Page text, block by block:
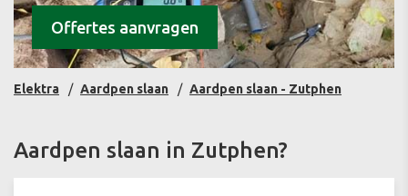
Offertes aanvragen
Elektra Aardpen slaan Aardpen slaan - Zutphen
Aardpen slaan in Zutphen?